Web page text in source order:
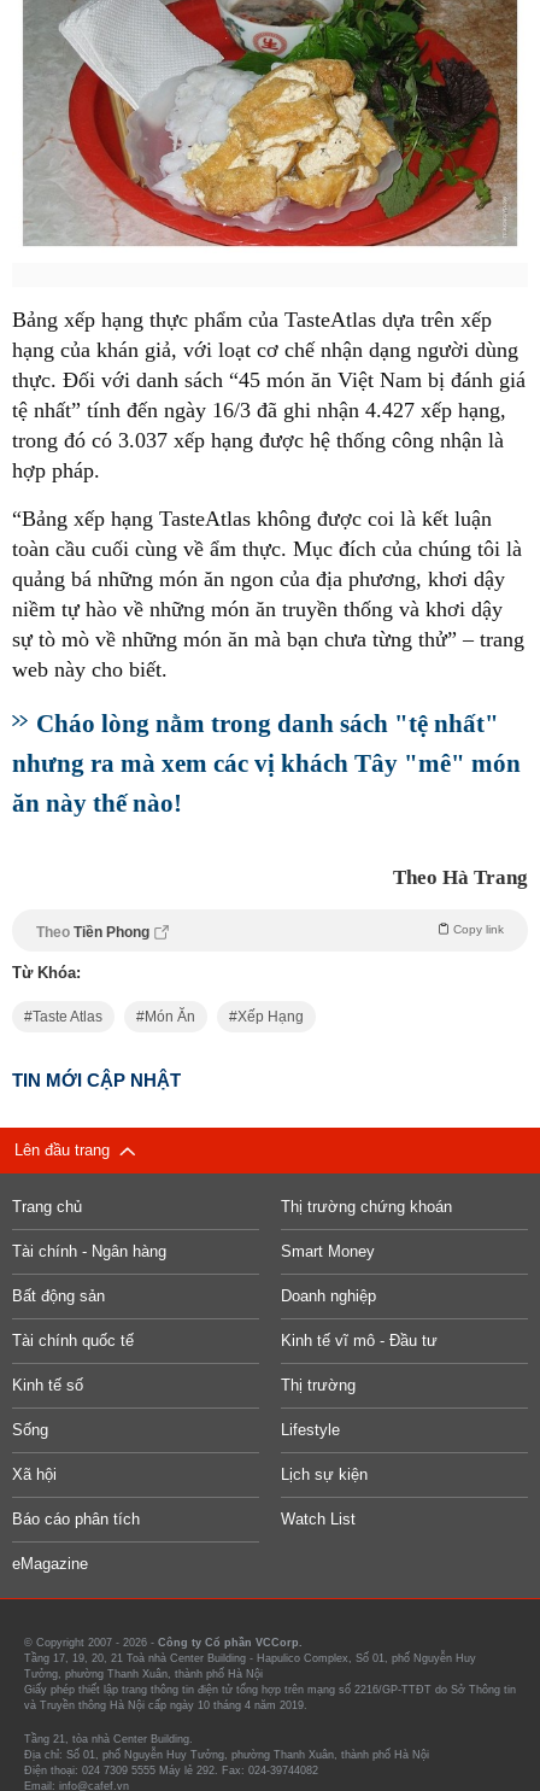
Bảng xếp hạng thực phẩm của TasteAtlas dựa trên xếp
hạng của khán giả, với loạt cơ chế nhận dạng người dùng
thực. Đối với danh sách “45 món ăn Việt Nam bị đánh giá
tệ nhất” tính đến ngày 16/3 đã ghi nhận 4.427 xếp hạng,
trong đó có 3.037 xếp hạng được hệ thống công nhận là
hợp pháp.
“Bảng xếp hạng TasteAtlas không được coi là kết luận
toàn cầu cuối cùng về ẩm thực. Mục đích của chúng tôi là
quảng bá những món ăn ngon của địa phương, khơi dậy
niềm tự hào về những món ăn truyền thống và khơi dậy
sự tò mò về những món ăn mà bạn chưa từng thử” – trang
web này cho biết.
Cháo lòng nằm trong danh sách "tệ nhất"
nhưng ra mà xem các vị khách Tây "mê" món
ăn này thế nào!
Theo Hà Trang
Theo Tiền Phong Copy link
Từ Khóa:
Taste Atlas Món Ăn Xếp Hạng
TIN MỚI CẬP NHẬT
Lên đầu trang
Trang chủ Thị trường chứng khoán
Tài chính - Ngân hàng Smart Money
Bất động sản Doanh nghiệp
Tài chính quốc tế Kinh tế vĩ mô - Đầu tư
Kinh tế số Thị trường
Sống Lifestyle
Xã hội Lịch sự kiện
Báo cáo phân tích Watch List
eMagazine
© Copyright 2007 - 2026 - Công ty Cổ phần VCCorp.
Tầng 17, 19, 20, 21 Toà nhà Center Building - Hapulico Complex, Số 01, phố Nguyễn Huy
Tưởng, phường Thanh Xuân, thành phố Hà Nội
Giấy phép thiết lập trang thông tin điện tử tổng hợp trên mạng số 2216/GP-TTĐT do Sở Thông tin
và Truyền thông Hà Nội cấp ngày 10 tháng 4 năm 2019.
Tầng 21, tòa nhà Center Building.
Địa chỉ: Số 01, phố Nguyễn Huy Tưởng, phường Thanh Xuân, thành phố Hà Nội
Điện thoại: 024 7309 5555 Máy lẻ 292. Fax: 024-39744082
Email: info@cafef.vn